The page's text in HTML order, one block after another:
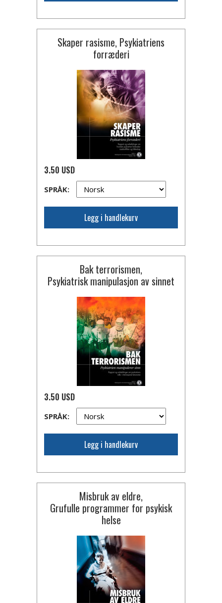
Skaper rasisme, Psykiatriens
forræderi
3.50 USD
SPRÅK:
Legg i handlekurv
Bak terrorismen,
Psykiatrisk manipulasjon av sinnet
3.50 USD
SPRÅK:
Legg i handlekurv
Misbruk av eldre,
Grufulle programmer for psykisk
helse